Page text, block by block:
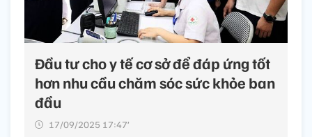
Đầu tư cho y tế cơ sở để đáp ứng tốt
hơn nhu cầu chăm sóc sức khỏe ban
đầu
17/09/2025 17:47’